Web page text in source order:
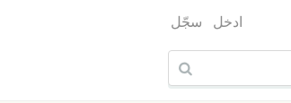
ادخل سجّل